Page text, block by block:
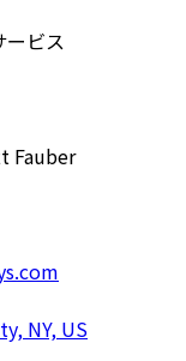
ービス
Fauber
NY, US